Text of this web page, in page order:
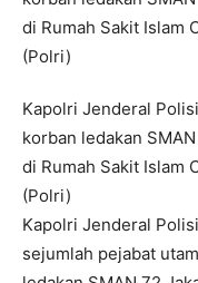
Kapolri Jenderal
korban ledakan
di Rumah Sakit Islam
(Polri)
Kapolri Jenderal
sejumlah pejabat